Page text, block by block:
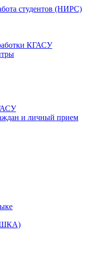
студентов (НИРС)
КГАСУ
и личный прием